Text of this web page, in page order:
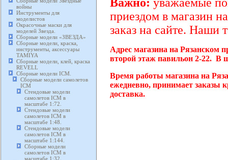
войны
Инструменты для
моделистов
Окрасочные маски для
моделей Звезда.
Сборные модели «ЗВЕЗДА»
Сборные модели, краска,
инструменты, аксессуары
TAMIYA
Сборные модели, клей, краска
REVELL
Сборные модели ICM.
Сборные модели самолетов
ICM
Стендовые модели
самолетов ICM в
масштабе 1:72.
Стендовые модели
самолетов ICM в
масштабе 1:48.
Стендовые модели
самолетов ICM в
масштабе 1:144.
Сборные модели
самолетов ICM в
масштабе 1:32.
приездом в магазин
заказ на сайте. Наши
Адрес магазина на Рязанском
второй этаж павильон 2-22. В
Время работы магазина на
ежедневно, принимает заказы
доставка.